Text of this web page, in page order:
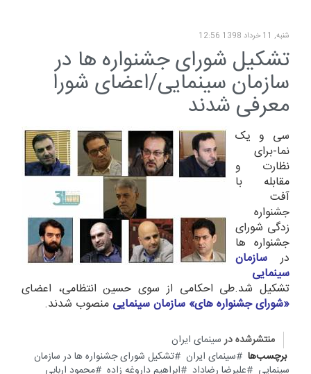
شنبه, 11 خرداد 1398 12:56
تشکیل شورای جشنواره ها در
سازمان سینمایی/اعضای شورا
معرفی شدند
سی و یک
نما-برای
نظارت و
مقابله با
آفت
جشنواره
زدگی شورای
جشنواره ها
درسازمان
سینمایی
تشکیل شد.طی احکامی از سوی حسین انتظامی، اعضای
«شورای جشنواره های» سازمان سینمایی منصوب شدند.
منتشرشده در سینمای ایران
برچسب‌ها
سینمای ایران
تشکیل شورای جشنواره ها در سازمان
سینمایی
علیرضا رضاداد ابراهیم داروغه زاده
محمود اربابی